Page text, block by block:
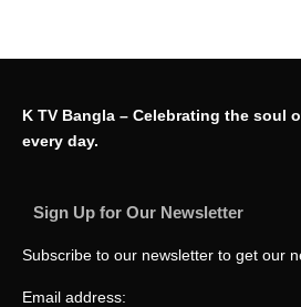
K TV Bangla – Celebrating the soul
every day.
Sign Up for Our Newsletter
Subscribe to our newsletter to get our
Email address: